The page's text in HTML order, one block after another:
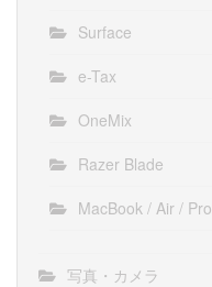
Surface
e-Tax
OneMix
Razer Blade
MacBook / Air / Pro
写真・カメラ